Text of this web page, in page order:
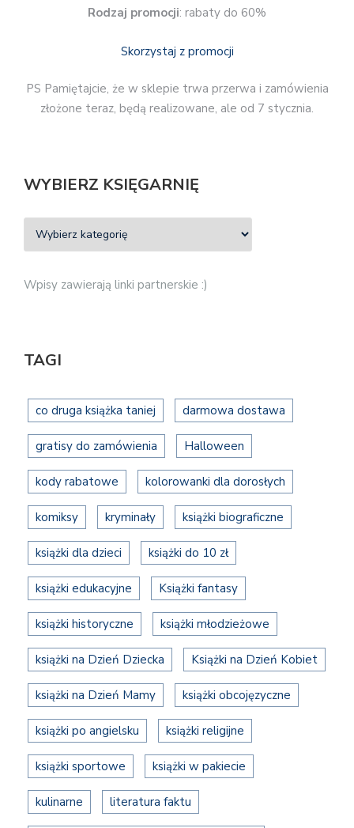
Rodzaj promocji: rabaty do 60%
Skorzystaj z promocji
PS Pamiętajcie, że w sklepie trwa przerwa i zamówienia
złożone teraz, będą realizowane, ale od 7 stycznia.
WYBIERZ KSIĘGARNIĘ
Wpisy zawierają linki partnerskie :)
TAGI
co druga książka taniej darmowa dostawa
gratisy do zamówienia Halloween
kody rabatowe kolorowanki dla dorosłych
komiksy kryminały książki biograficzne
książki dla dzieci książki do 10 zł
książki edukacyjne Książki fantasy
książki historyczne książki młodzieżowe
książki na Dzień Dziecka Książki na Dzień Kobiet
książki na Dzień Mamy książki obcojęzyczne
książki po angielsku książki religijne
książki sportowe książki w pakiecie
kulinarne literatura faktu